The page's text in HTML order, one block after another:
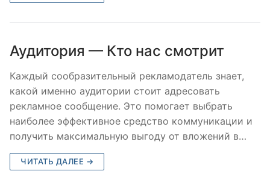
Аудитория — Кто нас смотрит
Каждый сообразительный рекламодатель знает,
какой именно аудитории стоит адресовать
рекламное сообщение. Это помогает выбрать
наиболее эффективное средство коммуникации и
получить максимальную выгоду от вложений в…
ЧИТАТЬ ДАЛЕЕ →